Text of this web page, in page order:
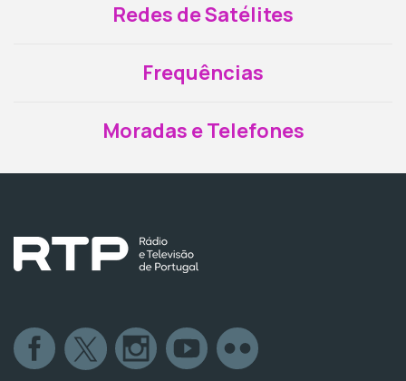
Redes de Satélites
Frequências
Moradas e Telefones